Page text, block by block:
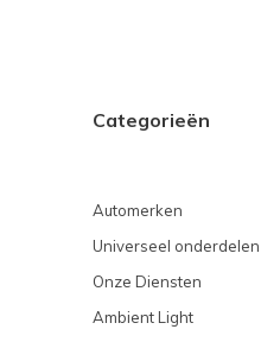
Categorieën
Automerken
Universeel onderdelen
Onze Diensten
Ambient Light